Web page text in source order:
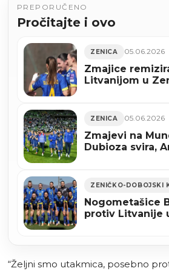
PREPORUČENO
Pročitajte i ovo
ZENICA 05.06.2026
Zmajice
Litvanijom u
ZENICA 05.06.2026
Zmajevi na
Dubioza svira,
Nogometašice
protiv Litvanije
“Željni smo utakmica, posebno